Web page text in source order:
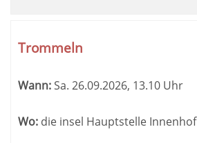
Trommeln
Wann:Sa. 26.09.2026, 13.10 Uhr
Wo: die insel Hauptstelle Innenhof